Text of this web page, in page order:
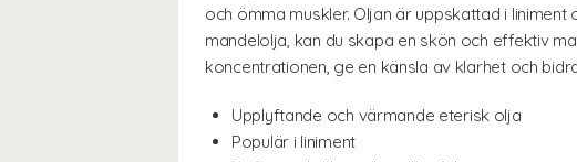
och ömma muskler. Oljan är uppskattad i
mandelolja, kan du skapa en skön och effektiv
koncentrationen, ge en känsla av klarhet och
Upplyftande och värmande eterisk olja
Populär i liniment